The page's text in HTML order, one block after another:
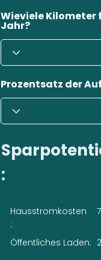
Wieviele Kilometer
Jahr?
Prozentsatz der
:
Hausstromkosten
:
Öffentliches Laden: